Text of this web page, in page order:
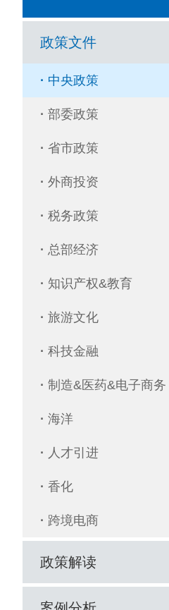
政策文件
· 中央政策
· 部委政策
· 省市政策
· 外商投资
· 税务政策
· 总部经济
· 知识产权&教育
· 旅游文化
· 科技金融
· 制造&医药&电子商务
· 海洋
· 人才引进
· 香化
· 跨境电商
政策解读